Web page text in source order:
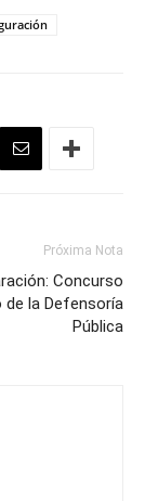
Próxima Nota
Concurso
de la Defensoría
Pública